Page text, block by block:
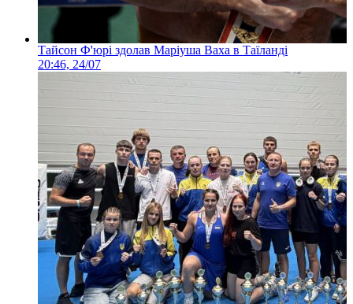
Тайсон Ф'юрі здолав Маріуша Ваха в Таїланді
20:46, 24/07